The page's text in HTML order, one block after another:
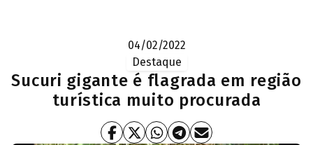
04/02/2022
Destaque
Sucuri gigante é flagrada em região
turística muito procurada